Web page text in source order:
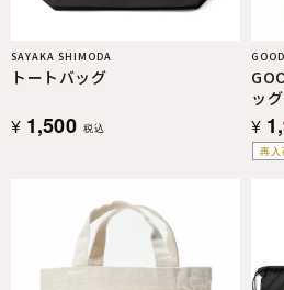
SAYAKA SHIMODA
トートバッグ
¥ 1,500 税込
再入
ッ
¥